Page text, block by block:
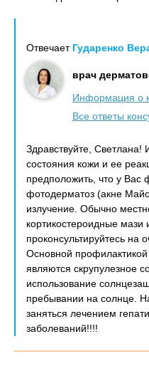
Отвечает Гударенко
врач
Информация о
Все ответы
Здравствуйте, Светлана!
состояния кожи и ее
предположить, что у Вас
фотодерматоз (акне
излучение. Обычно
кортикостероидные
проконсультируйтесь на
Основной
являются скрупулезное
использование
пребывании на солнце.
заняться лечением
заболеваний!!!!